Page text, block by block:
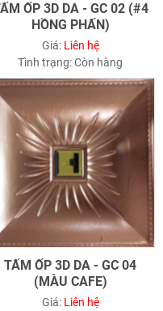
ỐP 3D DA - GC 02 (#4
HỒNG PHẤN)
Giá: Liên hệ
Tình trạng:Còn hàng
TẤM ỐP 3D DA - GC 04
(MÀU CAFE)
Giá: Liên hệ